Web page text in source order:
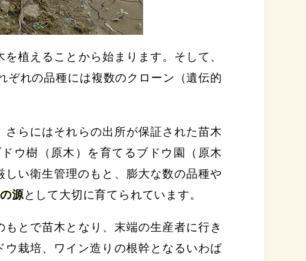
植えることから始まります。そして、
ぞれの品種には複数のクローン（遺伝的
らにはそれらの出所が保証された苗木
ウ樹（原木）を育てるブドウ園（原木
い衛生管理のもと、膨大な数の品種や
源として大切に育てられています。
とで苗木となり、末端の生産者に行き
栽培、ワイン造りの根幹となるいわば